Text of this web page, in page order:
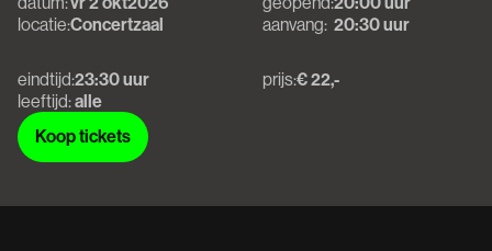
locatie:Concertzaal
aanvang: 20:30 uur
eindtijd:
leeftijd:
23:30 uur
alle
prijs:€ 22,-
Koop tickets